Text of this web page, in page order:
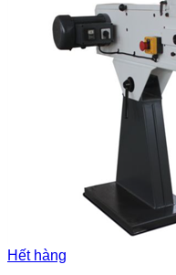
Hết hàng